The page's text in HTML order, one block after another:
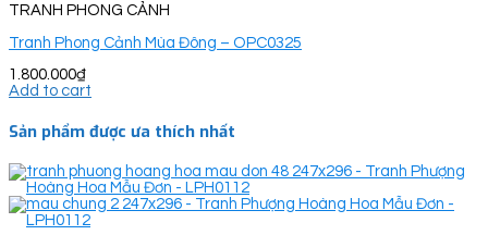
TRANH PHONG CẢNH
Tranh Phong Cảnh Mùa Đông – OPC0325
1.800.000₫
Add to cart
Sản phẩm được ưa thích nhất